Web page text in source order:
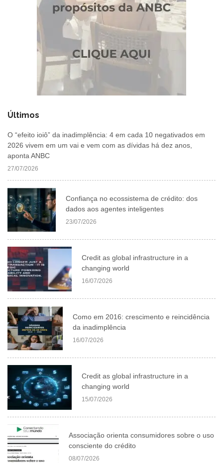
Últimos
O “efeito ioiô” da inadimplência: 4 em cada 10 negativados em
2026 vivem em um vai e vem com as dívidas há dez anos,
aponta ANBC
27/07/2026
Confiança no ecossistema de crédito: dos
dados aos agentes inteligentes
23/07/2026
Credit as global infrastructure in a
changing world
16/07/2026
Como em 2016: crescimento e reincidência
da inadimplência
16/07/2026
Credit as global infrastructure in a
changing world
15/07/2026
Associação orienta consumidores sobre o uso
consciente do crédito
08/07/2026